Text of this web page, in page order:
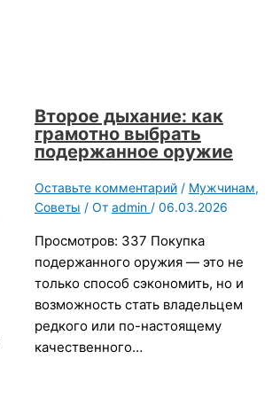
Второе дыхание: как
грамотно выбрать
подержанное оружие
Оставьте комментарий / Мужчинам,
Советы / От admin / 06.03.2026
Просмотров: 337 Покупка
подержанного оружия — это не
только способ сэкономить, но и
возможность стать владельцем
редкого или по-настоящему
качественного…